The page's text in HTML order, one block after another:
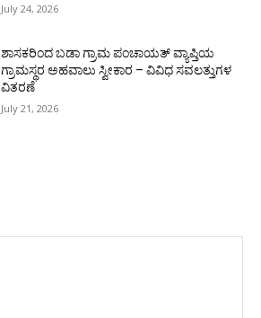
July 24, 2026
ಶಾಸಕರಿಂದ ಬಡಾ ಗ್ರಾಮ ಪಂಚಾಯತ್ ವ್ಯಾಪ್ತಿಯ
ಗ್ರಾಮಸ್ಥರ ಅಹವಾಲು ಸ್ವೀಕಾರ – ವಿವಿಧ ಸವಲತ್ತುಗಳ
ವಿತರಣೆ
July 21, 2026